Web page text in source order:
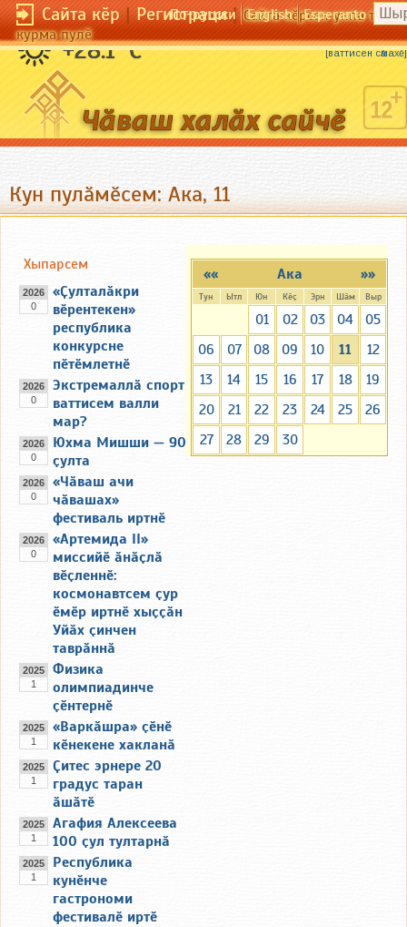
Сайта кӗр|Регистраци|Сайта кӗрсен унпа
курма пулӗ
По-русски English Esperanto
+28.1 °C Пулӑ пуҫӗнчен ҫӗрет.
[ваттисен сӑмахӗ]
Кун пулӑмӗсем: Ака, 11
»»
«« Ака
Тун Ытл Юн Кӗҫ Эрн Шӑм Выр
01 02 03 04
05
06
07 08 09 10 11
12
13
14 15 16 17 18
19
20
21 22 23 24 25
26
27
28 29 30
Хыпарсем
2026
0
«Ҫулталӑкри
вӗрентекен»
республика
конкурсне
пӗтӗмлетнӗ
2026
0
Экстремаллӑ спорт
ваттисем валли
мар?
2026
0
Юхма Мишши — 90
ҫулта
2026
0
«Чӑваш ачи
чӑвашах»
фестиваль иртнӗ
2026
0
«Артемида II»
миссийӗ ӑнӑҫлӑ
вӗҫленнӗ:
космонавтсем ҫур
ӗмӗр иртнӗ хыҫҫӑн
Уйӑх ҫинчен
таврӑннӑ
2025
1
Физика
олимпиадинче
ҫӗнтернӗ
2025
1
«Варкӑшра» ҫӗнӗ
кӗнекене хакланӑ
2025
1
Ҫитес эрнере 20
градус таран
ӑшӑтӗ
2025
1
Агафия Алексеева
100 ҫул тултарнӑ
2025
1
Республика
кунӗнче
гастрономи
фестивалӗ иртӗ